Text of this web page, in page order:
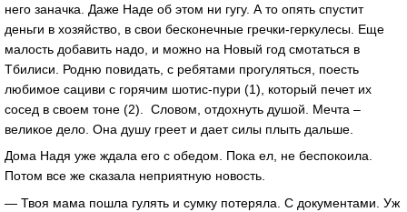
него заначка. Даже Наде об этом ни гугу. А то опять спустит
деньги в хозяйство, в свои бесконечные гречки-геркулесы. Еще
малость добавить надо, и можно на Новый год смотаться в
Тбилиси. Родню повидать, с ребятами прогуляться, поесть
любимое сациви с горячим шотис-пури (1), который печет их
сосед в своем тоне (2). Словом, отдохнуть душой. Мечта –
великое дело. Она душу греет и дает силы плыть дальше.
Дома Надя уже ждала его с обедом. Пока ел, не беспокоила.
Потом все же сказала неприятную новость.
— Твоя мама пошла гулять и сумку потеряла. С документами. Уж